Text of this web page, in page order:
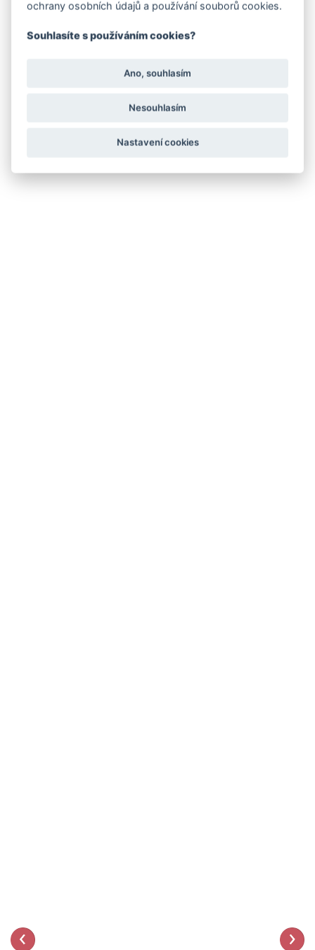
ochrany osobních údajů a používání souborů cookies.
Souhlasíte s používáním cookies?
Ano, souhlasím
Nesouhlasím
Nastavení cookies